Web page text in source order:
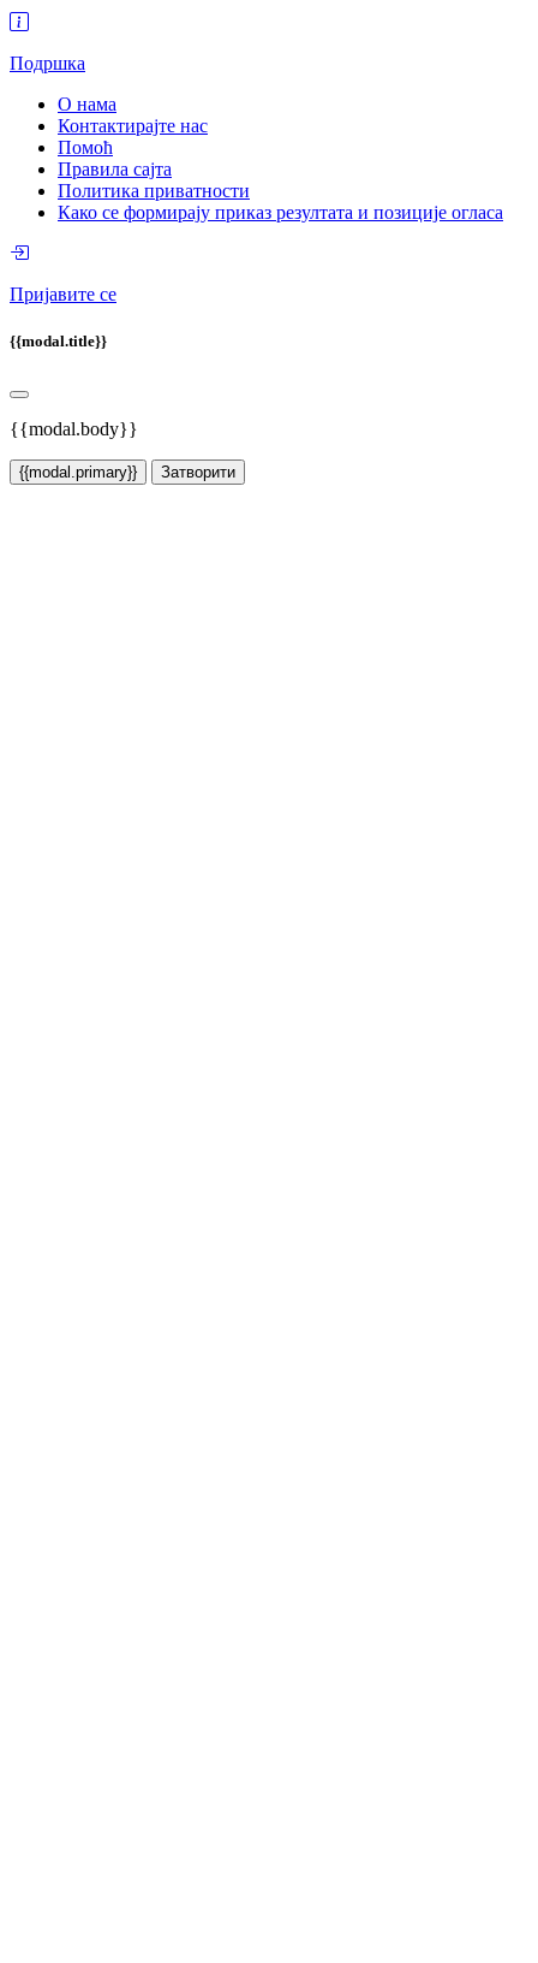
Подршка
О нама
Контактирајте нас
Помоћ
Правила сајта
Политика приватности
Како се формирају приказ резултата и позиције огласа
Пријавите се
{{modal.title}}
{{modal.body}}
{{modal.primary}} Затворити